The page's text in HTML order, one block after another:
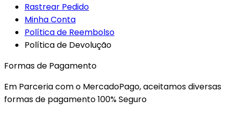
Rastrear Pedido
Minha Conta
Política de Reembolso
Política de Devolução
Formas de Pagamento
Em Parceria com o MercadoPago, aceitamos diversas
formas de pagamento 100% Seguro